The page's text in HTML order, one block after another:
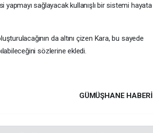
sağlayacak kullanışlı bir sistemi hayata
da altını çizen Kara, bu sayede
sözlerine ekledi.
GÜMÜŞHANE HABERİ